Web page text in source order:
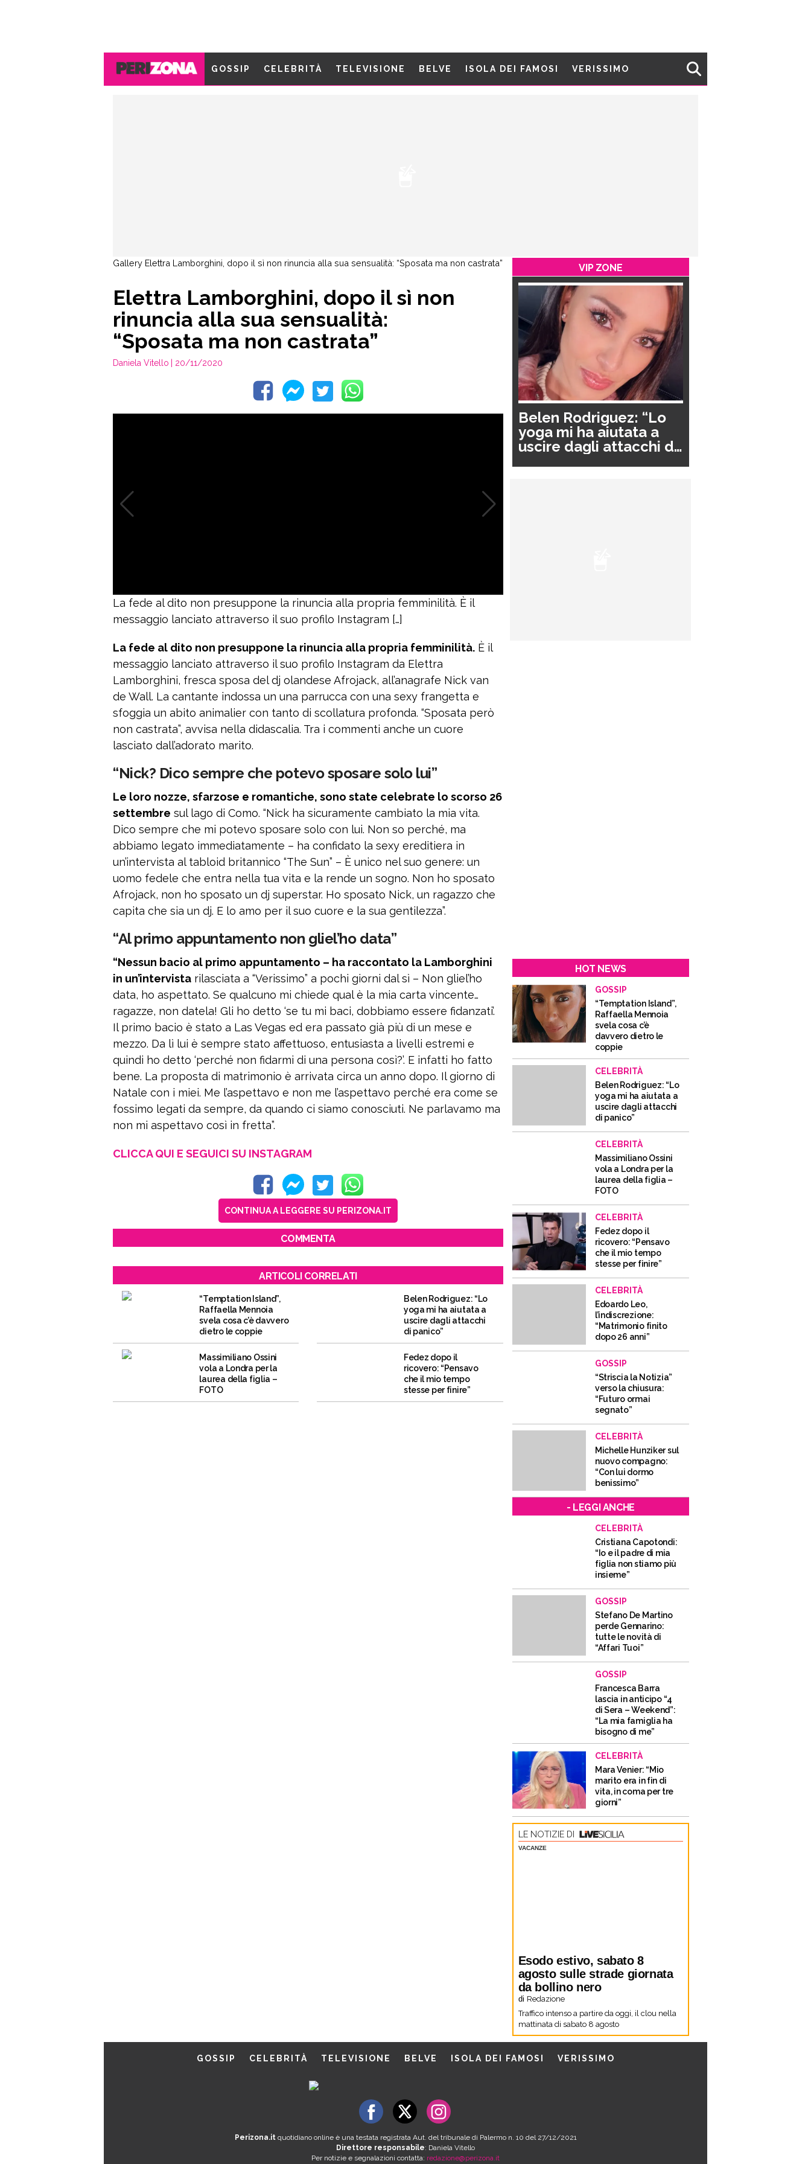
GOSSIP CELEBRITÀ TELEVISIONE BELVE ISOLA DEI FAMOSI VERISSIMO
Gallery Elettra Lamborghini, dopo il sì non rinuncia alla sua sensualità: “Sposata ma non castrata”
Elettra Lamborghini, dopo il sì non
rinuncia alla sua sensualità:
“Sposata ma non castrata”
Daniela Vitello | 20/11/2020
La fede al dito non presuppone la rinuncia alla propria femminilità. È il
messaggio lanciato attraverso il suo profilo Instagram […]
La fede al dito non presuppone la rinuncia alla propria femminilità. È il
messaggio lanciato attraverso il suo profilo Instagram da Elettra
Lamborghini, fresca sposa del dj olandese Afrojack, all’anagrafe Nick van
de Wall. La cantante indossa un una parrucca con una sexy frangetta e
sfoggia un abito animalier con tanto di scollatura profonda. “Sposata però
non castrata”, avvisa nella didascalia. Tra i commenti anche un cuore
lasciato dall’adorato marito.
“Nick? Dico sempre che potevo sposare solo lui”
Le loro nozze, sfarzose e romantiche, sono state celebrate lo scorso 26
settembre sul lago di Como. “Nick ha sicuramente cambiato la mia vita.
Dico sempre che mi potevo sposare solo con lui. Non so perché, ma
abbiamo legato immediatamente – ha confidato la sexy ereditiera in
un’intervista al tabloid britannico “The Sun” – È unico nel suo genere: un
uomo fedele che entra nella tua vita e la rende un sogno. Non ho sposato
Afrojack, non ho sposato un dj superstar. Ho sposato Nick, un ragazzo che
capita che sia un dj. E lo amo per il suo cuore e la sua gentilezza”.
“Al primo appuntamento non gliel’ho data”
“Nessun bacio al primo appuntamento – ha raccontato la Lamborghini
in un’intervista rilasciata a “Verissimo” a pochi giorni dal sì – Non gliel’ho
data, ho aspettato. Se qualcuno mi chiede qual è la mia carta vincente…
ragazze, non datela! Gli ho detto ‘se tu mi baci, dobbiamo essere fidanzati’.
Il primo bacio è stato a Las Vegas ed era passato già più di un mese e
mezzo. Da lì lui è sempre stato affettuoso, entusiasta a livelli estremi e
quindi ho detto ‘perché non fidarmi di una persona così?’. E infatti ho fatto
bene. La proposta di matrimonio è arrivata circa un anno dopo. Il giorno di
Natale con i miei. Me l’aspettavo e non me l’aspettavo perché era come se
fossimo legati da sempre, da quando ci siamo conosciuti. Ne parlavamo ma
non mi aspettavo così in fretta”.
CLICCA QUI E SEGUICI SU INSTAGRAM
CONTINUA A LEGGERE SU PERIZONA.IT
COMMENTA
ARTICOLI CORRELATI
“Temptation Island”,
Raffaella Mennoia
svela cosa c’è davvero
dietro le coppie
Belen Rodriguez: “Lo
yoga mi ha aiutata a
uscire dagli attacchi
di panico”
Massimiliano Ossini
vola a Londra per la
laurea della figlia –
FOTO
Fedez dopo il
ricovero: “Pensavo
che il mio tempo
stesse per finire”
VIP ZONE
Belen Rodriguez: “Lo
yoga mi ha aiutata a
uscire dagli attacchi di
HOT NEWS
GOSSIP
“Temptation Island”,
Raffaella Mennoia
svela cosa c’è
davvero dietro le
coppie
CELEBRITÀ
Belen Rodriguez: “Lo
yoga mi ha aiutata a
uscire dagli attacchi
di panico”
CELEBRITÀ
Massimiliano Ossini
vola a Londra per la
laurea della figlia –
FOTO
CELEBRITÀ
Fedez dopo il
ricovero: “Pensavo
che il mio tempo
stesse per finire”
CELEBRITÀ
Edoardo Leo,
l’indiscrezione:
“Matrimonio finito
dopo 26 anni”
GOSSIP
“Striscia la Notizia”
verso la chiusura:
“Futuro ormai
segnato”
CELEBRITÀ
Michelle Hunziker sul
nuovo compagno:
“Con lui dormo
benissimo”
- LEGGI ANCHE
CELEBRITÀ
Cristiana Capotondi:
“Io e il padre di mia
figlia non stiamo più
insieme”
GOSSIP
Stefano De Martino
perde Gennarino:
tutte le novità di
“Affari Tuoi”
GOSSIP
Francesca Barra
lascia in anticipo “4
di Sera – Weekend”:
“La mia famiglia ha
bisogno di me”
CELEBRITÀ
Mara Venier: “Mio
marito era in fin di
vita, in coma per tre
giorni”
LE NOTIZIE DI
VACANZE
Esodo estivo, sabato 8
agosto sulle strade giornata
da bollino nero
di Redazione
Traffico intenso a partire da oggi, il clou nella
mattinata di sabato 8 agosto
GOSSIP CELEBRITÀ TELEVISIONE BELVE ISOLA DEI FAMOSI VERISSIMO
Perizona.itquotidiano online è una testata registrata Aut. del tribunale di Palermo n. 10 del 27/12/2021
Direttore responsabile: Daniela Vitello
Per notizie e segnalazioni contatta: redazione@perizona.it